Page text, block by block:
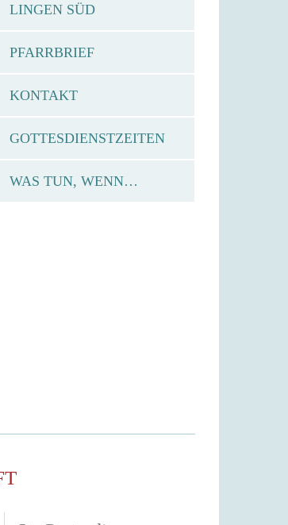
LINGEN SÜD
PFARRBRIEF
KONTAKT
GOTTESDIENSTZEITEN
WAS TUN, WENN…